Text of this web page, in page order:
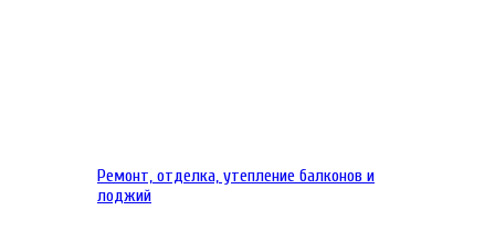
Ремонт, отделка, утепление балконов и
лоджий